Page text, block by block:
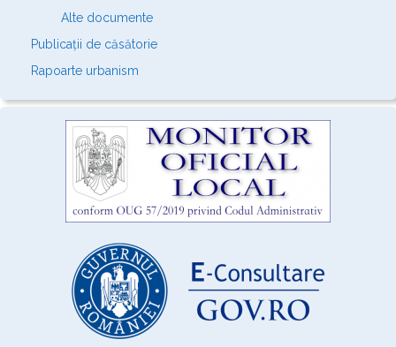
Alte documente
Publicații de căsătorie
Rapoarte urbanism